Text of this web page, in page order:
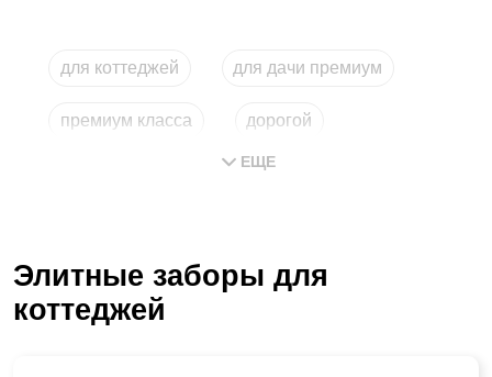
для коттеджей для дачи премиум
премиум класса дорогой
ЕЩЕ
Элитные заборы для
коттеджей